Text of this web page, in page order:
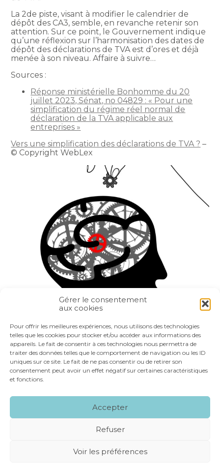
Gérer le consentement
aux cookies
Pour offrir les meilleures expériences, nous utilisons des technologies
telles que les cookies pour stocker et/ou accéder aux informations des
appareils. Le fait de consentir à ces technologies nous permettra de
traiter des données telles que le comportement de navigation ou les ID
uniques sur ce site. Le fait de ne pas consentir ou de retirer son
consentement peut avoir un effet négatif sur certaines caractéristiques
et fonctions.
Accepter
Refuser
Voir les préférences
La 2de piste, visant à modifier le calendrier de
dépôt des CA3, semble, en revanche retenir son
attention. Sur ce point, le Gouvernement indique
qu’une réflexion sur l’harmonisation des dates de
dépôt des déclarations de TVA est d’ores et déjà
menée à son niveau. Affaire à suivre…
Sources :
Réponse ministérielle Bonhomme du 20
juillet 2023, Sénat, no 04829 : « Pour une
simplification du régime réel normal de
déclaration de la TVA applicable aux
entreprises »
Vers une simplification des déclarations de TVA ? –
© Copyright WebLex
FaceBook
TwitterLinkedIn
Footer
NOS SERVICES
NOS SPÉCIALITÉS
RECRUTEMENT CONTACT
MENTIONS LÉGALES PLAN DU SITE